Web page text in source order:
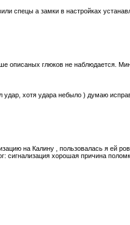
спецы а замки в настройках
глюков не наблюдается.
хотя удара небыло ) думаю
на Калину , пользовалась я ей
хорошая причина